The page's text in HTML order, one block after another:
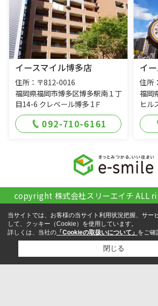
イースマイル博多店
住所：〒812-0016
福岡県福岡市博多区博多駅南１丁
目14-6 クレベール博多 1Ｆ
092-710-6161
イ
住所
福岡
ヒル
copyright 株式会社スリーエイチ ALL
当サイトでは、お客様の当サイト利用状況把握、サー
して、クッキー（Cookie）を使用しています。
詳しくは、当社の 「Cookieの取扱いについて」 をご確
閉じる